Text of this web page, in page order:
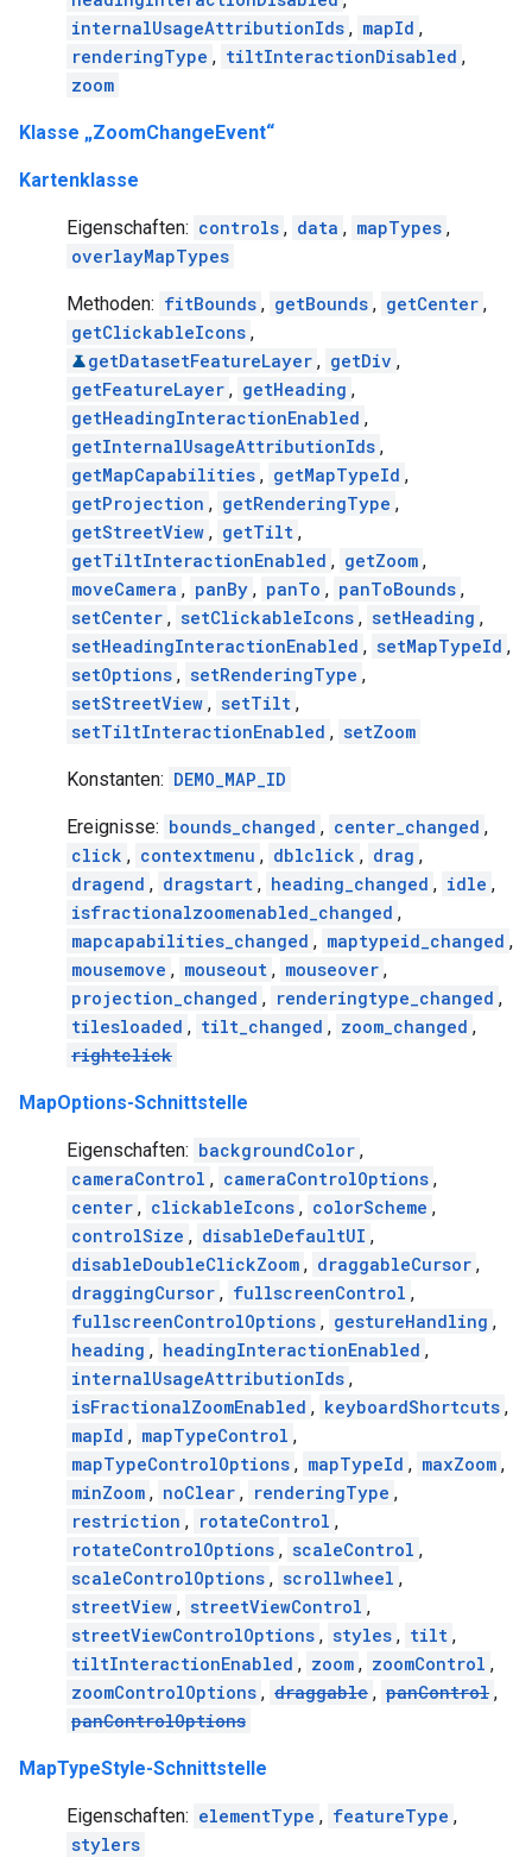
internalUsageAttributionIds , mapId ,
renderingType , tiltInteractionDisabled ,
zoom
Klasse „ZoomChangeEvent“
Kartenklasse
Eigenschaften: controls , data , mapTypes ,
overlayMapTypes
Methoden: fitBounds , getBounds , getCenter ,
getClickableIcons ,
getDatasetFeatureLayer , getDiv ,
getFeatureLayer , getHeading ,
getHeadingInteractionEnabled ,
getInternalUsageAttributionIds ,
getMapCapabilities , getMapTypeId ,
getProjection , getRenderingType ,
getStreetView , getTilt ,
getTiltInteractionEnabled , getZoom ,
moveCamera , panBy , panTo , panToBounds ,
setCenter , setClickableIcons , setHeading ,
setHeadingInteractionEnabled , setMapTypeId ,
setOptions , setRenderingType ,
setStreetView , setTilt ,
setTiltInteractionEnabled , setZoom
Konstanten: DEMO_MAP_ID
Ereignisse: bounds_changed , center_changed ,
click , contextmenu , dblclick , drag ,
dragend , dragstart , heading_changed , idle ,
isfractionalzoomenabled_changed ,
mapcapabilities_changed , maptypeid_changed ,
mousemove , mouseout , mouseover ,
projection_changed , renderingtype_changed ,
tilesloaded , tilt_changed , zoom_changed ,
rightclick
MapOptions-Schnittstelle
Eigenschaften: backgroundColor ,
cameraControl , cameraControlOptions ,
center , clickableIcons , colorScheme ,
controlSize , disableDefaultUI ,
disableDoubleClickZoom , draggableCursor ,
draggingCursor , fullscreenControl ,
fullscreenControlOptions , gestureHandling ,
heading , headingInteractionEnabled ,
internalUsageAttributionIds ,
isFractionalZoomEnabled , keyboardShortcuts ,
mapId , mapTypeControl ,
mapTypeControlOptions , mapTypeId , maxZoom ,
minZoom , noClear , renderingType ,
restriction , rotateControl ,
rotateControlOptions , scaleControl ,
scaleControlOptions , scrollwheel ,
streetView , streetViewControl ,
streetViewControlOptions , styles , tilt ,
tiltInteractionEnabled , zoom , zoomControl ,
zoomControlOptions , draggable , panControl ,
panControlOptions
MapTypeStyle-Schnittstelle
Eigenschaften: elementType , featureType ,
stylers